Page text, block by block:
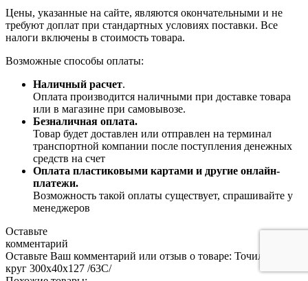
Цены, указанные на сайте, являются окончательными и не
требуют доплат при стандартных условиях поставки. Все
налоги включены в стоимость товара.
Возможные способы оплаты:
Наличный расчет.
Оплата производится наличными при доставке товара
или в магазине при самовывозе.
Безналичная оплата.
Товар будет доставлен или отправлен на терминал
транспортной компании после поступления денежных
средств на счет
Оплата пластиковыми картами и другие онлайн-
платежи.
Возможность такой оплаты существует, спрашивайте у
менеджеров
Оставьте
комментарий
Оставьте Ваш комментарий или отзыв о товаре: Точильный
круг 300х40х127 /63С/